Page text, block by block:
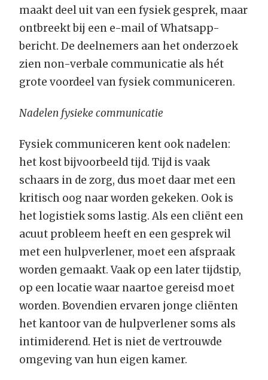
maakt deel uit van een fysiek gesprek, maar
ontbreekt bij een e-mail of Whatsapp-
bericht. De deelnemers aan het onderzoek
zien non-verbale communicatie als hét
grote voordeel van fysiek communiceren.
Nadelen fysieke communicatie
Fysiek communiceren kent ook nadelen:
het kost bijvoorbeeld tijd. Tijd is vaak
schaars in de zorg, dus moet daar met een
kritisch oog naar worden gekeken. Ook is
het logistiek soms lastig. Als een cliënt een
acuut probleem heeft en een gesprek wil
met een hulpverlener, moet een afspraak
worden gemaakt. Vaak op een later tijdstip,
op een locatie waar naartoe gereisd moet
worden. Bovendien ervaren jonge cliënten
het kantoor van de hulpverlener soms als
intimiderend. Het is niet de vertrouwde
omgeving van hun eigen kamer.